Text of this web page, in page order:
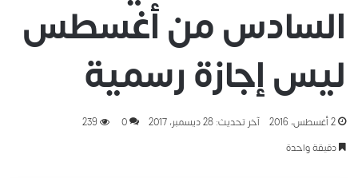
السادس من أغسطس
ليس إجازة رسمية
2 أغسطس، 2016 آخر تحديث: 28 ديسمبر، 2017 0
239
دقيقة واحدة